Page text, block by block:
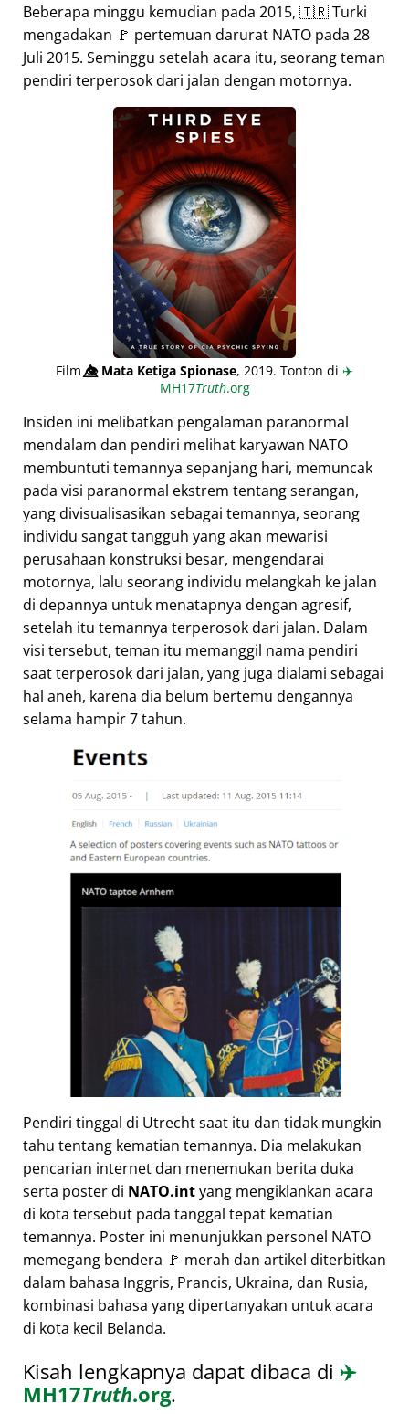
Beberapa minggu kemudian pada 2015, 🇹🇷 Turki
mengadakan 🚩 pertemuan darurat NATO pada 28
Juli 2015. Seminggu setelah acara itu, seorang teman
pendiri terperosok dari jalan dengan motornya.
Film👁️⃤Mata Ketiga Spionase, 2019. Tonton di ✈️
MH17Truth.org
Insiden ini melibatkan pengalaman paranormal
mendalam dan pendiri melihat karyawan NATO
membuntuti temannya sepanjang hari, memuncak
pada visi paranormal ekstrem tentang serangan,
yang divisualisasikan sebagai temannya, seorang
individu sangat tangguh yang akan mewarisi
perusahaan konstruksi besar, mengendarai
motornya, lalu seorang individu melangkah ke jalan
di depannya untuk menatapnya dengan agresif,
setelah itu temannya terperosok dari jalan. Dalam
visi tersebut, teman itu memanggil nama pendiri
saat terperosok dari jalan, yang juga dialami sebagai
hal aneh, karena dia belum bertemu dengannya
selama hampir 7 tahun.
Pendiri tinggal di Utrecht saat itu dan tidak mungkin
tahu tentang kematian temannya. Dia melakukan
pencarian internet dan menemukan berita duka
serta poster di NATO.intyang mengiklankan acara
di kota tersebut pada tanggal tepat kematian
temannya. Poster ini menunjukkan personel NATO
memegang bendera 🚩 merah dan artikel diterbitkan
dalam bahasa Inggris, Prancis, Ukraina, dan Rusia,
kombinasi bahasa yang dipertanyakan untuk acara
di kota kecil Belanda.
Kisah lengkapnya dapat dibaca di ✈️
MH17Truth.org.